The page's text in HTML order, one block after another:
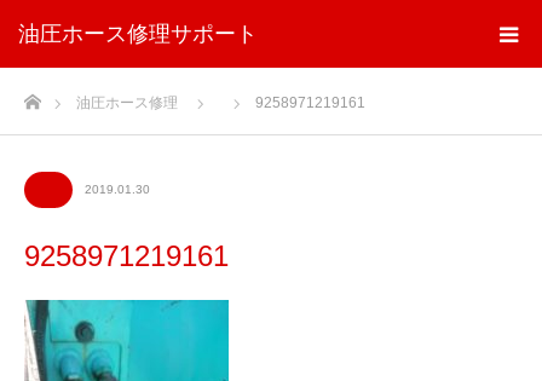
油圧ホース修理サポート
ホーム油圧ホース修理 9258971219161
2019.01.30
9258971219161